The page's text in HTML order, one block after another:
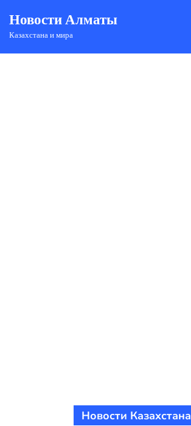
Новости Алматы
Казахстана и мира
Новости Казахстана